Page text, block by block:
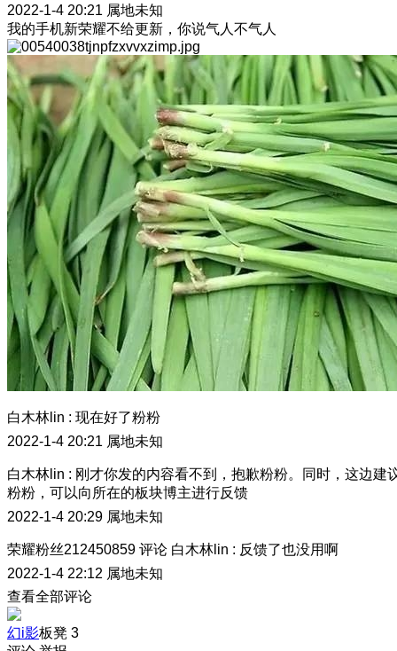
2022-1-4 20:21 属地未知
我的手机新荣耀不给更新，你说气人不气人
白木林lin : 现在好了粉粉
2022-1-4 20:21 属地未知
白木林lin : 刚才你发的内容看不到，抱歉粉粉。同时，这边建
粉粉，可以向所在的板块博主进行反馈
2022-1-4 20:29 属地未知
荣耀粉丝212450859 评论 白木林lin : 反馈了也没用啊
2022-1-4 22:12 属地未知
查看全部评论
幻i影板凳 3